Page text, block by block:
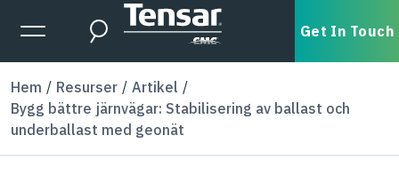
Skip to main content
Expanded Menu Toggle
Search Get In Touch
Hem Resurser
Artikel
Bygg bättre järnvägar: Stabilisering av ballast och
underballast med geonät